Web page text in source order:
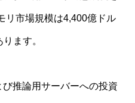
リ市場規模は4,400億ドル
ます。
推論用サーバーへの投資